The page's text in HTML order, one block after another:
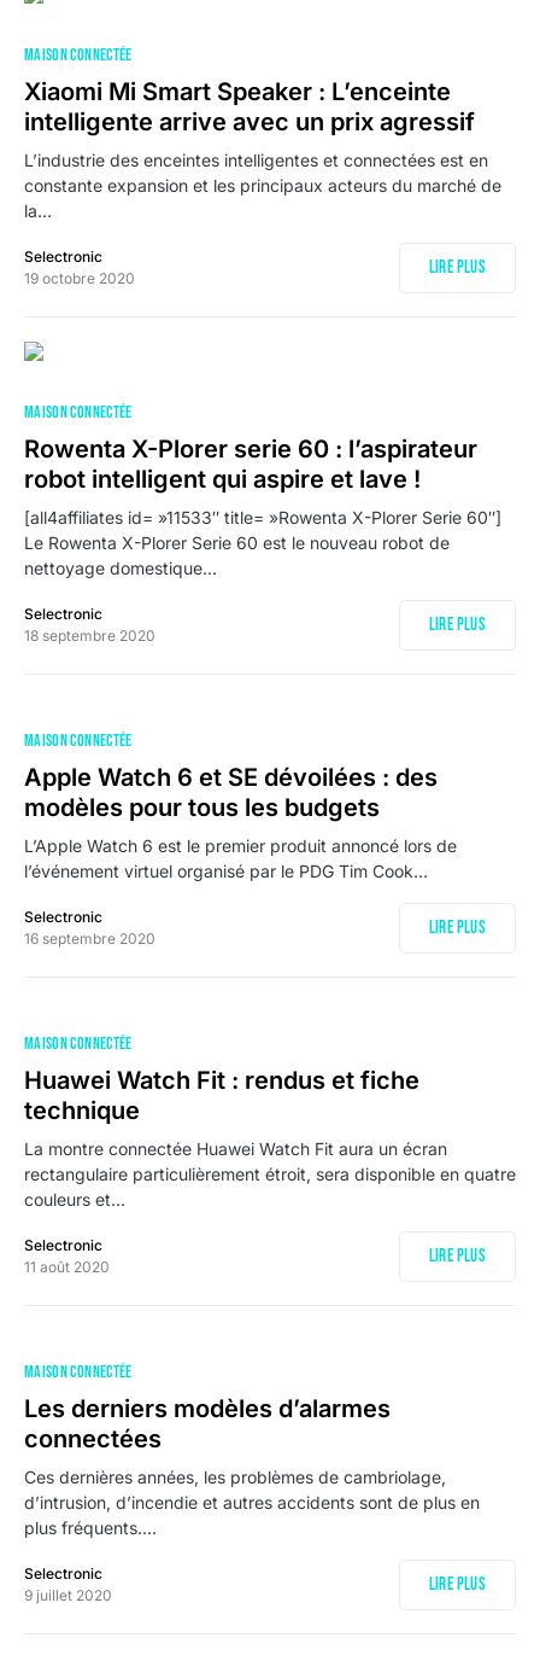
MAISON CONNECTÉE
Xiaomi Mi Smart Speaker : L’enceinte
intelligente arrive avec un prix agressif
L’industrie des enceintes intelligentes et connectées est en
constante expansion et les principaux acteurs du marché de
la…
Selectronic
19 octobre 2020
Lire plus
MAISON CONNECTÉE
Rowenta X-Plorer serie 60 : l’aspirateur
robot intelligent qui aspire et lave !
[all4affiliates id= »11533″ title= »Rowenta X-Plorer Serie 60″]
Le Rowenta X-Plorer Serie 60 est le nouveau robot de
nettoyage domestique…
Selectronic
18 septembre 2020
Lire plus
MAISON CONNECTÉE
Apple Watch 6 et SE dévoilées : des
modèles pour tous les budgets
L’Apple Watch 6 est le premier produit annoncé lors de
l’événement virtuel organisé par le PDG Tim Cook…
Selectronic
16 septembre 2020
Lire plus
MAISON CONNECTÉE
Huawei Watch Fit : rendus et fiche
technique
La montre connectée Huawei Watch Fit aura un écran
rectangulaire particulièrement étroit, sera disponible en quatre
couleurs et…
Selectronic
11 août 2020
Lire plus
MAISON CONNECTÉE
Les derniers modèles d’alarmes
connectées
Ces dernières années, les problèmes de cambriolage,
d’intrusion, d’incendie et autres accidents sont de plus en
plus fréquents.…
Selectronic
9 juillet 2020
Lire plus